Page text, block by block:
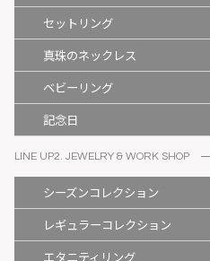
セットリング
真珠のネックレス
ベビーリング
記念日
LINE UP2. JEWELRY & WORK SHOP
シーズンコレクション
レギュラーコレクション